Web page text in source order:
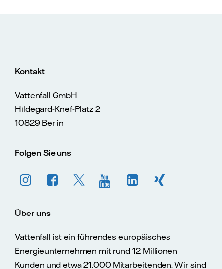
Kontakt
Vattenfall GmbH
Hildegard-Knef-Platz 2
10829 Berlin
Folgen Sie uns
Über uns
Vattenfall ist ein führendes europäisches
Energieunternehmen mit rund 12 Millionen
Kunden und etwa 21.000 Mitarbeitenden. Wir sind